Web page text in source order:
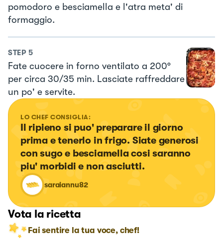
pomodoro e besciamella e l'atra meta' di
formaggio.
STEP 5
Fate cuocere in forno ventilato a 200°
per circa 30/35 min. Lasciate raffreddare
un po' e servite.
LO CHEF CONSIGLIA:
Il ripieno si puo' preparare il giorno
prima e tenerlo in frigo. Siate generosi
con sugo e besciamella cosi saranno
piu' morbidi e non asciutti.
saraiannu82
Vota la ricetta
Fai sentire la tua voce, chef!